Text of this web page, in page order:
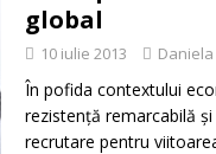
[ 5 august 2026 ]
global
10 iulie 2013
În pofida contextului
rezistenţă remarcabilă
recrutare pentru